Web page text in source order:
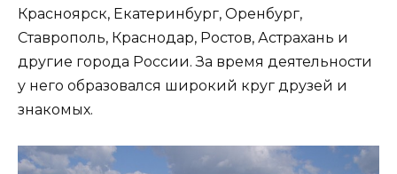
Красноярск, Екатеринбург, Оренбург,
Ставрополь, Краснодар, Ростов, Астрахань и
другие города России. За время деятельности
у него образовался широкий круг друзей и
знакомых.